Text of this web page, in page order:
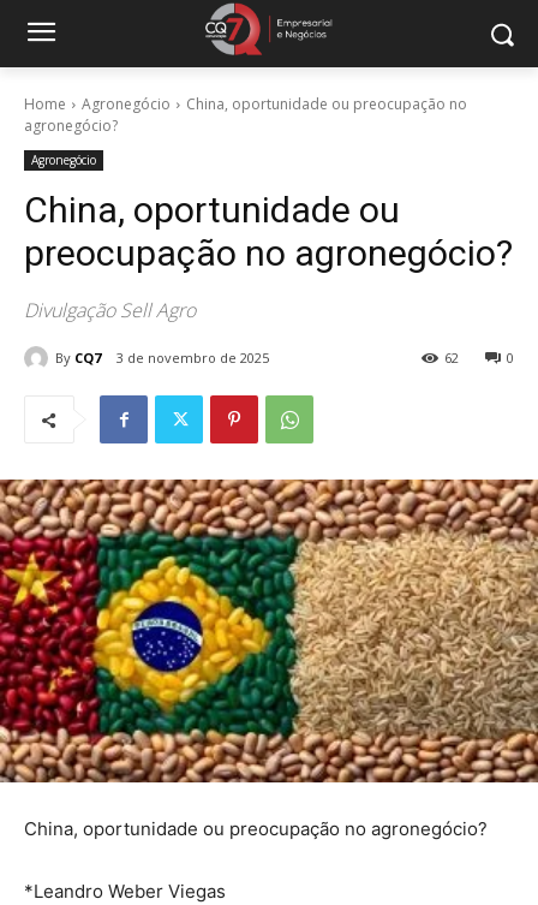
Home Agronegócio
China, oportunidade ou preocupação no
agronegócio?
Agronegócio
China, oportunidade ou
preocupação no agronegócio?
Divulgação Sell Agro
By CQ7 3 de novembro de 2025 0
62
China, oportunidade ou preocupação no agronegócio?
*Leandro Weber Viegas